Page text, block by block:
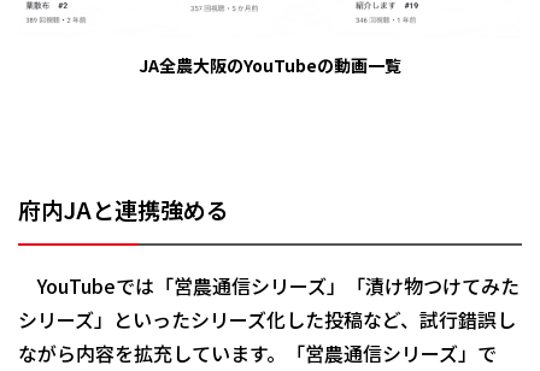
JA全農大阪のYouTubeの動画一覧
府内JAと連携強める
YouTubeでは「営農通信シリーズ」「漬け物つけてみた
シリーズ」といったシリーズ化した投稿など、試行錯誤し
ながら内容を拡充しています。「営農通信シリーズ」で